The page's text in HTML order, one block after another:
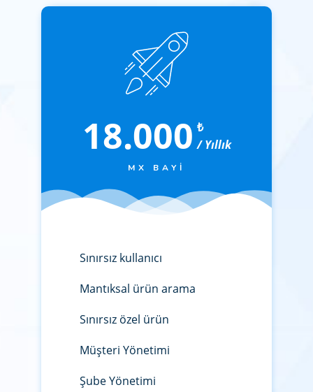
18.000 ₺
/ Yıllık
MX BAYI
Sınırsız kullanıcı
Mantıksal ürün arama
Sınırsız özel ürün
Müşteri Yönetimi
Şube Yönetimi